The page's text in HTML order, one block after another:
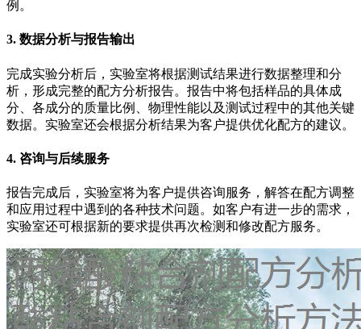
例。
3. 数据分析与报告输出
完成实验分析后，实验室将根据测试结果进行数据整理和分
析，形成完整的配方分析报告。报告中将包括样品的具体成
分、各成分的质量比例、物理性能以及测试过程中的其他关键
数据。实验室还会根据分析结果为客户提供优化配方的建议。
4. 咨询与后续服务
报告完成后，实验室将为客户提供咨询服务，解答在配方调整
和应用过程中遇到的各种技术问题。如客户有进一步的需求，
实验室还可根据新的要求提供再次检测和修改配方服务。